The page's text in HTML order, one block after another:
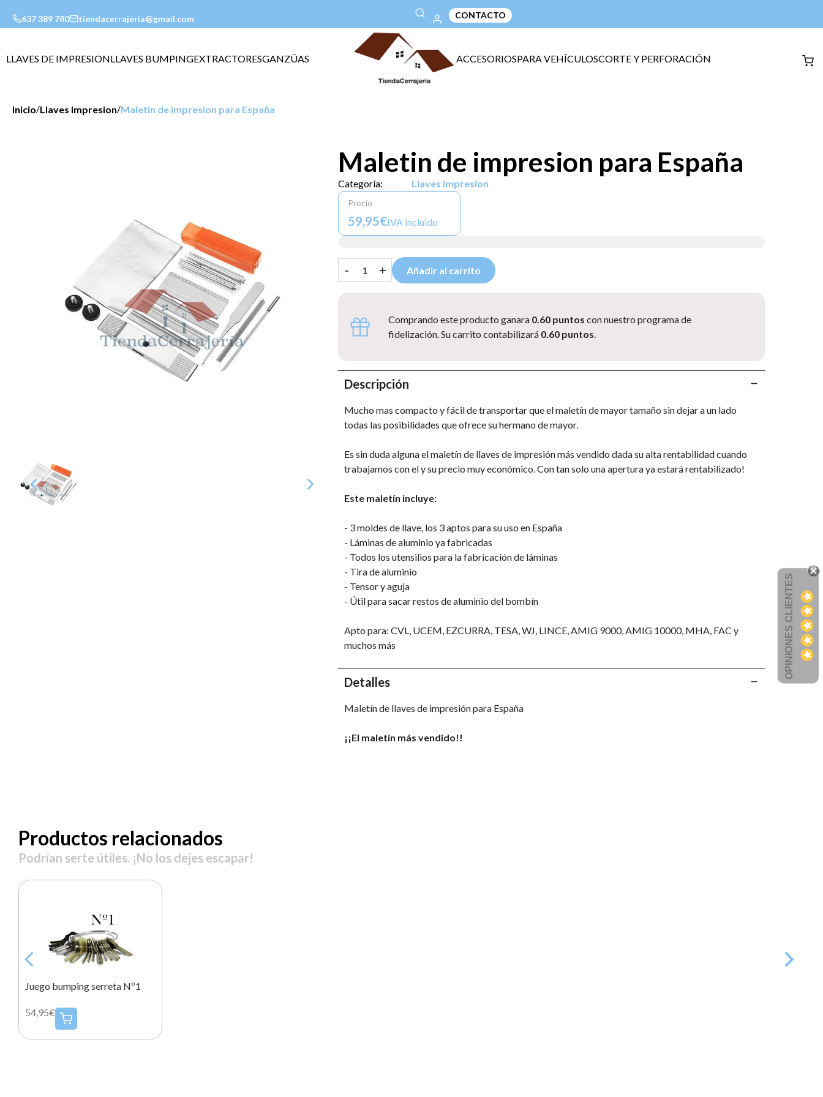
637 389 780 tiendacerrajeria@gmail.com CONTACTO
LLAVES DE IMPRESIONLLAVES BUMPINGEXTRACTORESGANZÚAS ACCESORIOSPARA VEHÍCULOSCORTE Y PERFORACIÓN
Inicio/Llaves impresion/Maletin de impresion para España
Maletin de impresion para España
Categoría: Llaves impresion
Precio
59,95€IVA incluido
- + Añadir al carrito
Comprando este producto ganara 0.60 puntos con nuestro programa de
fidelización. Su carrito contabilizará 0.60 puntos
Descripción
Mucho mas compacto y fácil de transportar que el maletín de mayor tamaño sin dejar a un lado
todas las posibilidades que ofrece su hermano de mayor.
Es sin duda alguna el maletín de llaves de impresión más vendido dada su alta rentabilidad cuando
trabajamos con el y su precio muy económico. Con tan solo una apertura ya estará rentabilizado!
Este maletín incluye:
- 3 moldes de llave, los 3 aptos para su uso en España
- Láminas de aluminio ya fabricadas
- Todos los utensilios para la fabricación de láminas
- Tira de aluminio
- Tensor y aguja
- Útil para sacar restos de aluminio del bombín
Apto para: CVL, UCEM, EZCURRA, TESA, WJ, LINCE, AMIG 9000, AMIG 10000, MHA, FAC y
muchos más
Detalles
Maletín de llaves de impresión para España
¡¡El maletín más vendido!!
Productos relacionados
Podrían serte útiles. ¡No los dejes escapar!
Juego bumping serreta Nº1
54,95€
OPINIONES CLIENTES